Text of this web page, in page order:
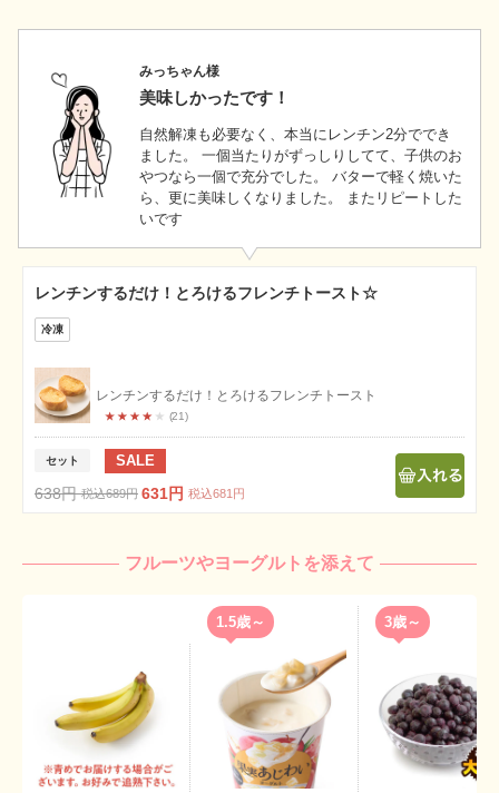
みっちゃん様
美味しかったです！
自然解凍も必要なく、本当にレンチン2分ででき
ました。 一個当たりがずっしりしてて、子供のお
つなら一個で充分でした。 バターで軽く焼いた
ら、更に美味しくなりました。 またリピートした
いです
レンチンするだけ！とろけるフレンチトースト☆
レンチンするだけ！とろけるフレンチトースト
21
セット SALE
638円 税込689円 631円 税込681円
フルーツやヨーグルトを添えて
1.5歳～ 3歳～